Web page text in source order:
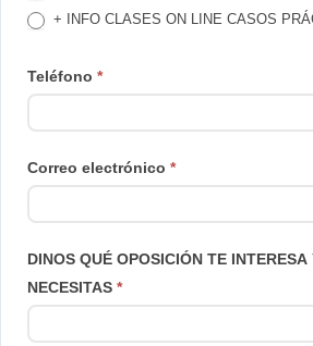
+ INFO CLASES ON LINE CASOS
Teléfono *
Correo electrónico *
DINOS QUÉ OPOSICIÓN TE
NECESITAS *